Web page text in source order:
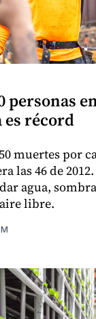
personas
es récord
muertes por
las 46 de
agua,
libre.